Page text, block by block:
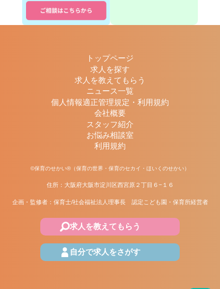
トップページ
求人を探す
求人を教えてもらう
ニュース一覧
個人情報適正管理規定・利用規約
会社概要
スタッフ紹介
お悩み相談室
利用規約
©保育のせかい®（保育の世界・保育のセカイ・ほいくのせかい）
住所：大阪府大阪市淀川区西宮原２丁目６−１６
企画・監修者：保育士/社会福祉法人理事長 認定こども園・保育所経営者
求人を教えてもらう
自分で求人をさがす